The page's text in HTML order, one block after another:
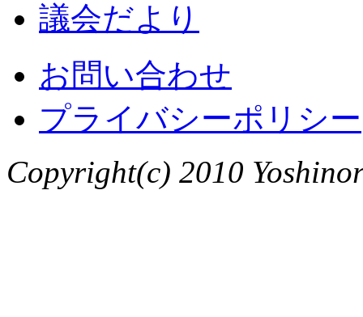
議会だより
お問い合わせ
プライバシーポリシー
Copyright(c) 2010